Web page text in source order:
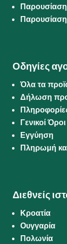
Οδηγίες
Όλα τα
Δήλωση
Γενικοί
Εγγύηση
Πληρωμή
Διεθνείς
Κροατία
Ουγγαρία
Πολωνία